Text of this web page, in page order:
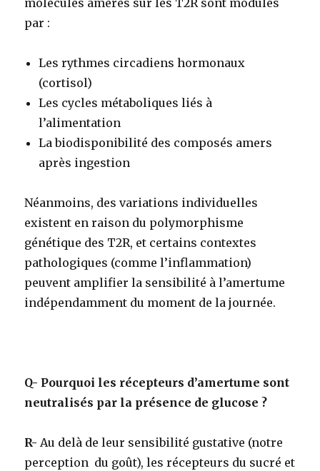
molécules amères sur les T2R sont modulés
par :
Les rythmes circadiens hormonaux
(cortisol)
Les cycles métaboliques liés à
l’alimentation
La biodisponibilité des composés amers
après ingestion
Néanmoins, des variations individuelles
existent en raison du polymorphisme
génétique des T2R, et certains contextes
pathologiques (comme l’inflammation)
peuvent amplifier la sensibilité à l’amertume
indépendamment du moment de la journée.
Q- Pourquoi les récepteurs d’amertume sont
neutralisés par la présence de glucose ?
R-Au delà de leur sensibilité gustative (notre
perception du goût), les récepteurs du sucré et